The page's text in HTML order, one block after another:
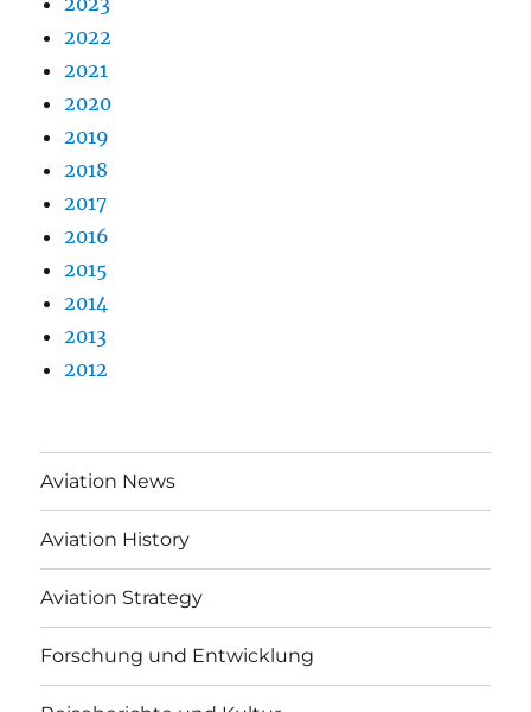
2022
2021
2020
2019
2018
2017
2016
2015
2014
2013
2012
Aviation News
Aviation History
Aviation Strategy
Forschung und Entwicklung